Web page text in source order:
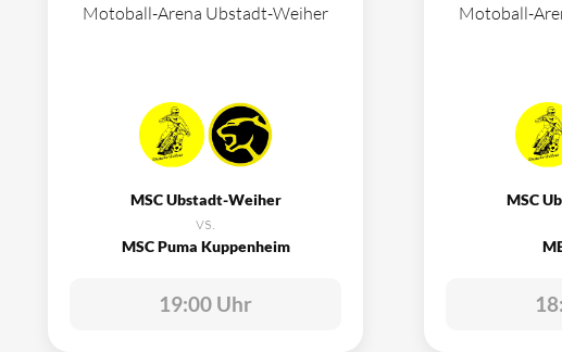
Motoball-Arena Ubstadt-Weiher
MSC Ubstadt-Weiher
vs.
MSC Puma Kuppenheim
19:00 Uhr
Motoball-
MSC